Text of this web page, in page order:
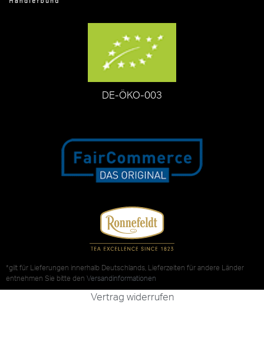
DE-ÖKO-003
*gilt für Lieferungen innerhalb Deutschlands, Lieferzeiten für andere Länder
entnehmen Sie bitte den Versandinformationen
Vertrag widerrufen